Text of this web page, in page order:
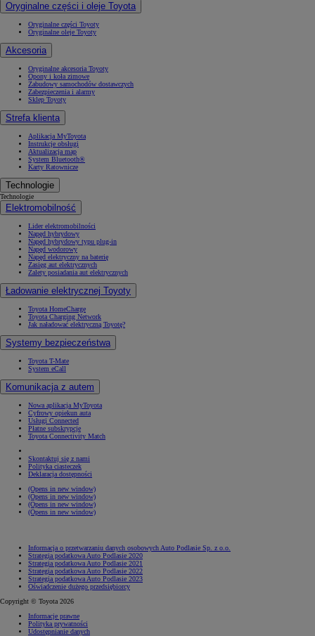
Oryginalne części i oleje Toyota
Oryginalne części Toyoty
Oryginalne oleje Toyoty
Akcesoria
Oryginalne akcesoria Toyoty
Opony i koła zimowe
Zabudowy samochodów dostawczych
Zabezpieczenia i alarmy
Sklep Toyoty
Strefa klienta
Aplikacja MyToyota
Instrukcje obsługi
Aktualizacja map
System Bluetooth®
Karty Ratownicze
Technologie
Technologie
Elektromobilność
Lider elektromobilności
Napęd hybrydowy
Napęd hybrydowy typu plug-in
Napęd wodorowy
Napęd elektryczny na baterię
Zasięg aut elektrycznych
Zalety posiadania aut elektrycznych
Ładowanie elektrycznej Toyoty
Toyota HomeCharge
Toyota Charging Network
Jak naładować elektryczną Toyotę?
Systemy bezpieczeństwa
Toyota T-Mate
System eCall
Komunikacja z autem
Nowa aplikacja MyToyota
Cyfrowy opiekun auta
Usługi Connected
Płatne subskrypcje
Toyota Connectivity Match
Skontaktuj się z nami
Polityka ciasteczek
Deklaracja dostępności
(Opens in new window)
(Opens in new window)
(Opens in new window)
(Opens in new window)
Informacja o przetwarzaniu danych osobowych Auto Podlasie Sp. z o.o.
Strategia podatkowa Auto Podlasie 2020
Strategia podatkowa Auto Podlasie 2021
Strategia podatkowa Auto Podlasie 2022
Strategia podatkowa Auto Podlasie 2023
Oświadczenie dużego przedsiębiorcy
Copyright © Toyota 2026
Informacje prawne
Polityka prywatności
Udostępnianie danych